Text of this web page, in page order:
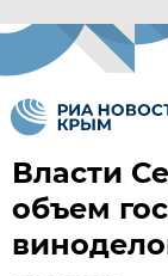
Власти
объем